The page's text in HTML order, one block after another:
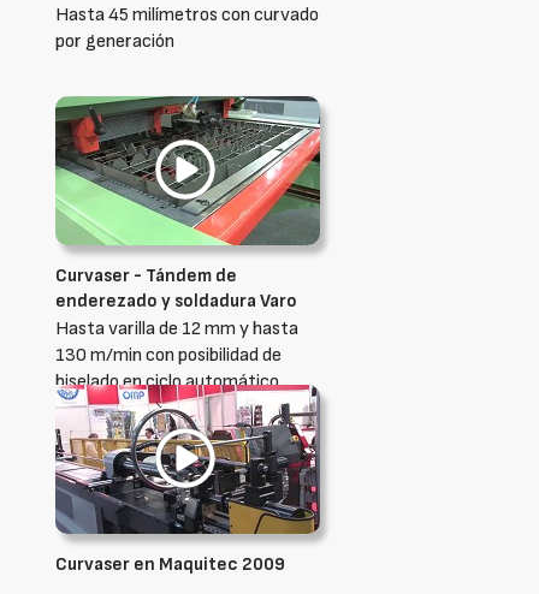
Hasta 45 milímetros con curvado
por generación
Curvaser - Tándem de
enderezado y soldadura Varo
Hasta varilla de 12 mm y hasta
130 m/min con posibilidad de
biselado en ciclo automático
Curvaser en Maquitec 2009